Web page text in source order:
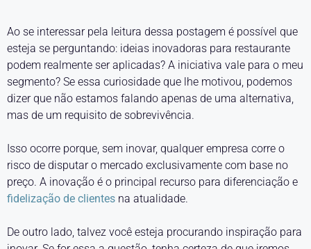
Ao se interessar pela leitura dessa postagem é possível que
esteja se perguntando: ideias inovadoras para restaurante
podem realmente ser aplicadas? A iniciativa vale para o meu
segmento? Se essa curiosidade que lhe motivou, podemos
dizer que não estamos falando apenas de uma alternativa,
mas de um requisito de sobrevivência.
Isso ocorre porque, sem inovar, qualquer empresa corre o
risco de disputar o mercado exclusivamente com base no
preço. A inovação é o principal recurso para diferenciação e
fidelização de clientes na atualidade.
De outro lado, talvez você esteja procurando inspiração para